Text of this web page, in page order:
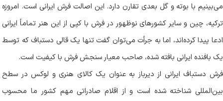
می‌بینیم با بوته و گل بعدی تقارن دارد. این اصالت فرش ایرانی است. امروزه
ترکیه، چین و سایر کشورهای نوظهور در فرش با کپی از این هنر تماماً ایرانی
ادعا پیدا کرده‌اند، اما به جرأت می‌توان گفت تنها یک قالی دستباف که توسط
یک بافنده ایرانی بافته شده، صاحب معیار سنجش فرش با کیفیت است.
فرش دستباف ایرانی از دیرباز به عنوان یک کالای هنری و لوکس در سطح
بین‌المللی شناخته شده است و از اقلام صادراتی مهم کشور ما محسوب